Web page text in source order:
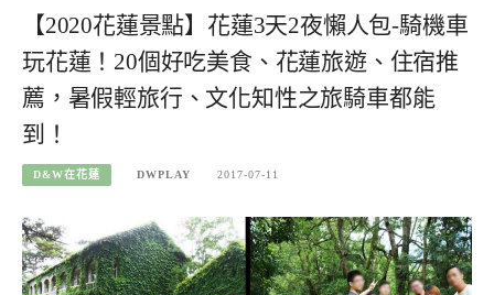
【2020花蓮景點】花蓮3天2夜懶人包-騎機車
玩花蓮！20個好吃美食、花蓮旅遊、住宿推
薦，暑假輕旅行、文化知性之旅騎車都能
到！
D&W在花蓮 DWPLAY 2017-07-11